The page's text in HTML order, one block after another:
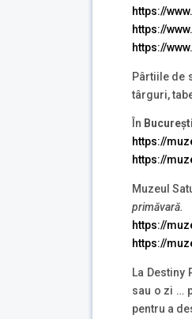
https://
https://
https://
Pârtiile de
târguri,
În București
https://
https://
Muzeul
primăvară.
https://
https://
La
sau o zi …
pentru a